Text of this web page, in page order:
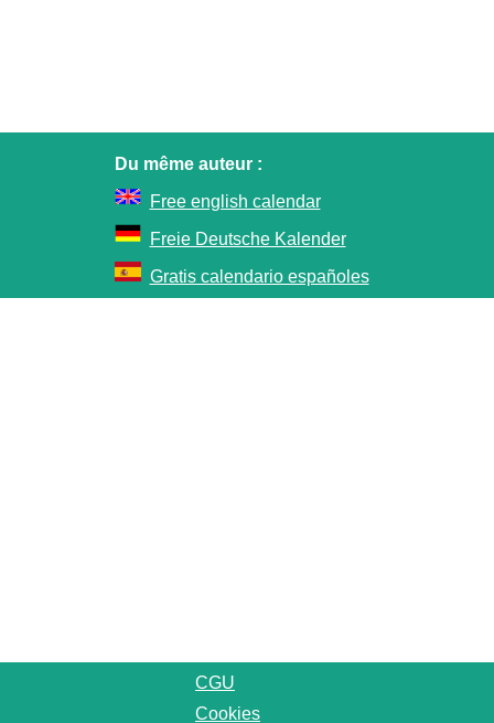
Du même auteur :
Free english calendar
Freie Deutsche Kalender
Gratis calendario españoles
CGU
Cookies